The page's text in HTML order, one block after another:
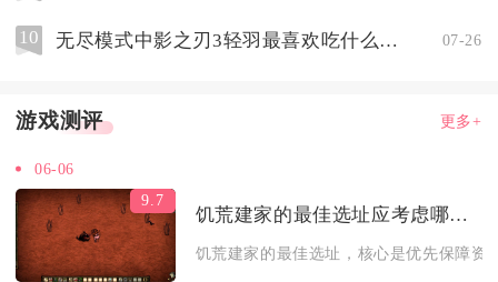
10 无尽模式中影之刃3轻羽最喜欢吃什么食材 07-26
游戏测评 更多+
06-06
9.7
饥荒建家的最佳选址应考虑哪些因素
饥荒建家的最佳选址，核心是优先保障资